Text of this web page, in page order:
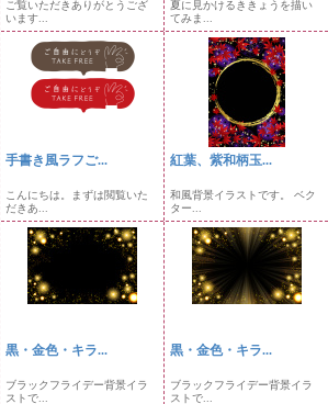
ご覧いただきありがとうござ
います...
夏に見かけるききょうを描い
てみま...
手書き風ラフご...
こんにちは。まずは閲覧いた
だきあ...
紅葉、紫和柄玉...
和風背景イラストです。 ベク
ター...
黒・金色・キラ...
ブラックフライデー背景イラ
ストで...
黒・金色・キラ...
ブラックフライデー背景イラ
ストで...